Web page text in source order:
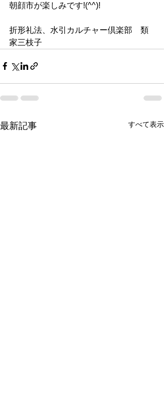
朝顔市が楽しみです!(^^)!
折形礼法、水引カルチャー倶楽部　類
家三枝子
最新記事 すべて表示